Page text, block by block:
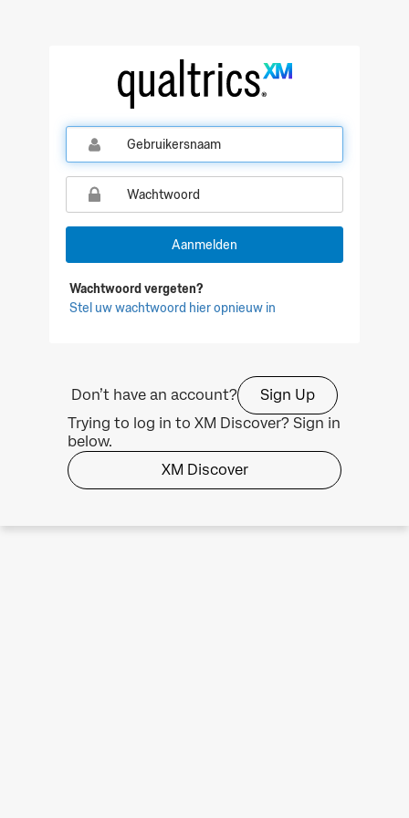
Qualtrics Sign In
Aanmelden
Wachtwoord vergeten?
Stel uw wachtwoord hier opnieuw in